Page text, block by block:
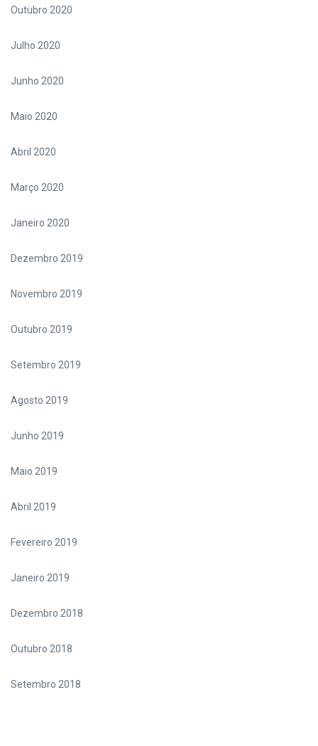
Outubro 2020
Julho 2020
Junho 2020
Maio 2020
Abril 2020
Março 2020
Janeiro 2020
Dezembro 2019
Novembro 2019
Outubro 2019
Setembro 2019
Agosto 2019
Junho 2019
Maio 2019
Abril 2019
Fevereiro 2019
Janeiro 2019
Dezembro 2018
Outubro 2018
Setembro 2018